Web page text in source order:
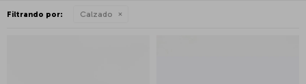
Filtrando por: Calzado